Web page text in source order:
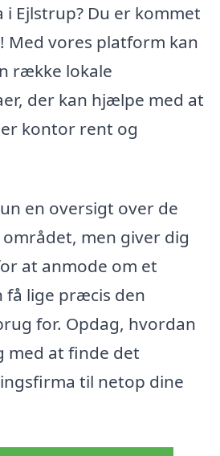
Ejlstrup? Du er kommet
Med vores platform kan
række lokale
der kan hjælpe med at
kontor rent og
en oversigt over de
men giver dig
at anmode om et
få lige præcis den
for. Opdag, hvordan
med at finde det
til netop dine